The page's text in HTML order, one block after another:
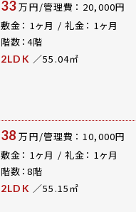
33万円/管理費： 20,000円
敷金： 1ヶ月 / 礼金： 1ヶ月
階数：4階
2LDK ／55.04㎡
38 万円/管理費： 10,000円
敷金： 1ヶ月 / 礼金： 1ヶ月
階数：8階
2LDK ／55.15㎡